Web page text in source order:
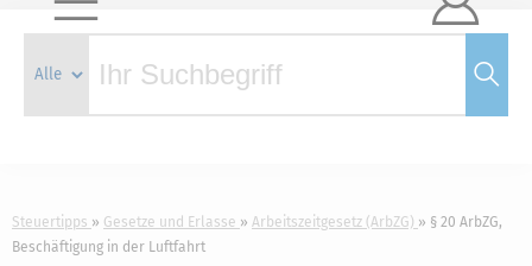

Steuertipps Gesetze und Erlasse Arbeitszeitgesetz (ArbZG)
§ 20 ArbZG,
Beschäftigung in der Luftfahrt